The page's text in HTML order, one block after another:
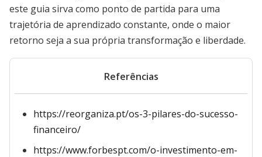
este guia sirva como ponto de partida para uma
trajetória de aprendizado constante, onde o maior
retorno seja a sua própria transformação e liberdade.
Referências
https://reorganiza.pt/os-3-pilares-do-sucesso-
financeiro/
https://www.forbespt.com/o-investimento-em-